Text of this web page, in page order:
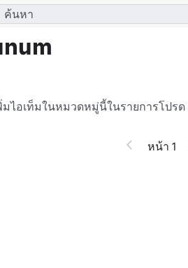
มไอเท็มในหมวดหมู่นี้ในรายการโปรด
หน้า 1